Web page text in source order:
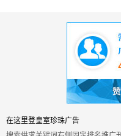
在这里登皇室珍珠广告